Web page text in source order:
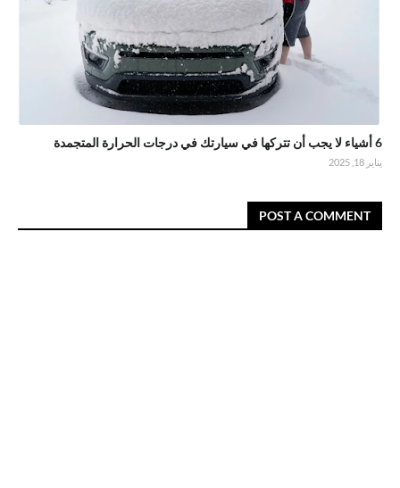
6 أشياء لا يجب أن تتركها في سيارتك في درجات الحرارة المتجمدة
يناير 18, 2025
POST A COMMENT